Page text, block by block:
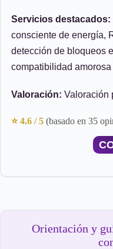
Servicios destacados:
consciente de energía,
detección de bloqueos
compatibilidad
Valoración: Valoración
⭐ 4.6 / 5 (basado en 35
Orientación y